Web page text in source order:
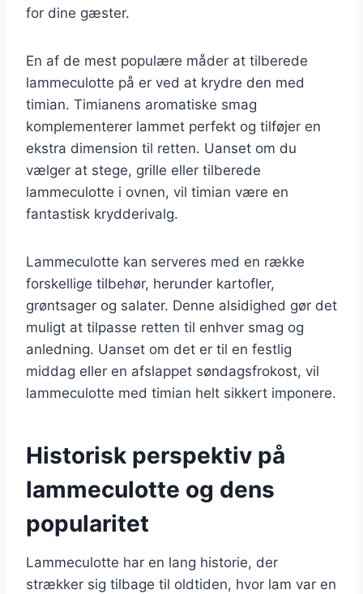
for dine gæster.
En af de mest populære måder at tilberede
lammeculotte på er ved at krydre den med
timian. Timianens aromatiske smag
komplementerer lammet perfekt og tilføjer en
ekstra dimension til retten. Uanset om du
vælger at stege, grille eller tilberede
lammeculotte i ovnen, vil timian være en
fantastisk krydderivalg.
Lammeculotte kan serveres med en række
forskellige tilbehør, herunder kartofler,
grøntsager og salater. Denne alsidighed gør det
muligt at tilpasse retten til enhver smag og
anledning. Uanset om det er til en festlig
middag eller en afslappet søndagsfrokost, vil
lammeculotte med timian helt sikkert imponere.
Historisk perspektiv på
lammeculotte og dens
popularitet
Lammeculotte har en lang historie, der
strækker sig tilbage til oldtiden, hvor lam var en